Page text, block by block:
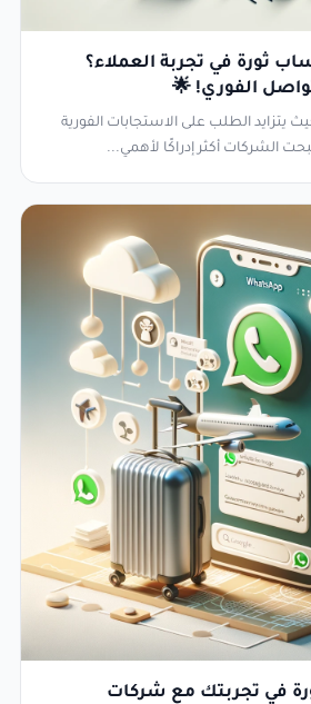
ثورة في تجربة العملاء؟
الفوري! 🌟
يتزايد الطلب على الاستجابات الفورية
الشركات أكثر إدراكًا لأهمي...
في تجربتك مع شركات